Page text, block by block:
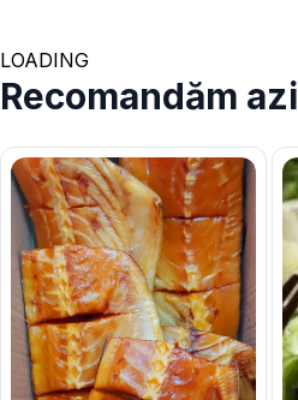
LOADING
Recomandăm azi